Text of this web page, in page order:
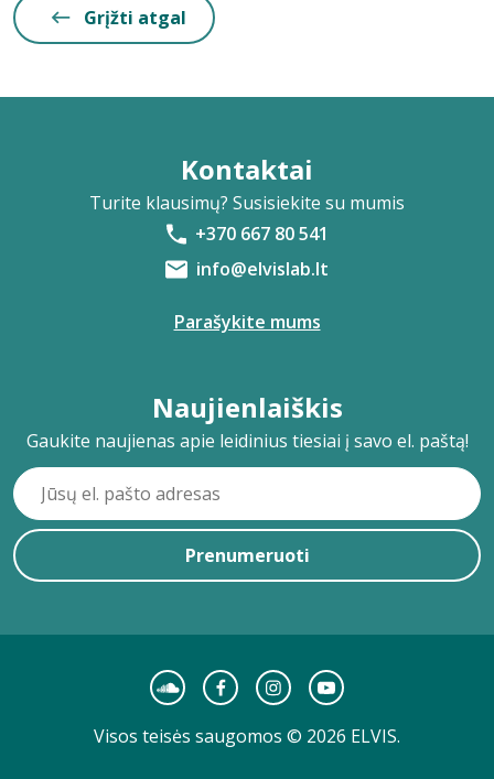
Grįžti atgal
Kontaktai
Turite klausimų? Susisiekite su mumis
+370 667 80 541
info@elvislab.lt
Parašykite mums
Naujienlaiškis
Gaukite naujienas apie leidinius tiesiai į savo el. paštą!
Prenumeruoti
Visos teisės saugomos © 2026 ELVIS.